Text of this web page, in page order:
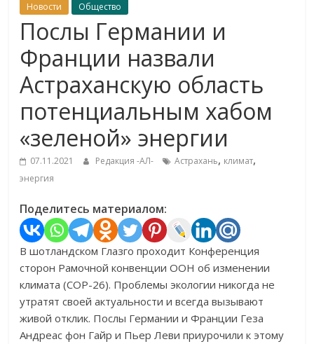
Новости Общество
Послы Германии и
Франции назвали
Астраханскую область
потенциальным хабом
«зеленой» энергии
07.11.2021 Редакция -АЛ- Астрахань, климат,
энергия
Поделитесь материалом:
В шотландском Глазго проходит Конференция
сторон Рамочной конвенции ООН об изменении
климата (СОР-26). Проблемы экологии никогда не
утратят своей актуальности и всегда вызывают
живой отклик. Послы Германии и Франции Геза
Андреас фон Гайр и Пьер Леви приурочили к этому